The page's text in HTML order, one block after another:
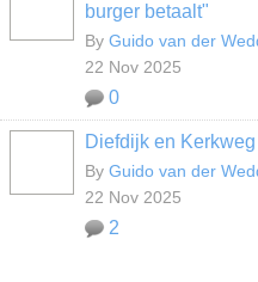
burger betaalt"
By Guido van der
22 Nov 2025
0
Diefdijk en
By Guido van der
22 Nov 2025
2